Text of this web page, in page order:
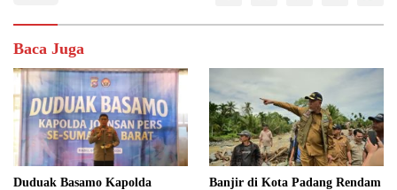
Baca Juga
Duduak Basamo Kapolda
Banjir di Kota Padang Rendam